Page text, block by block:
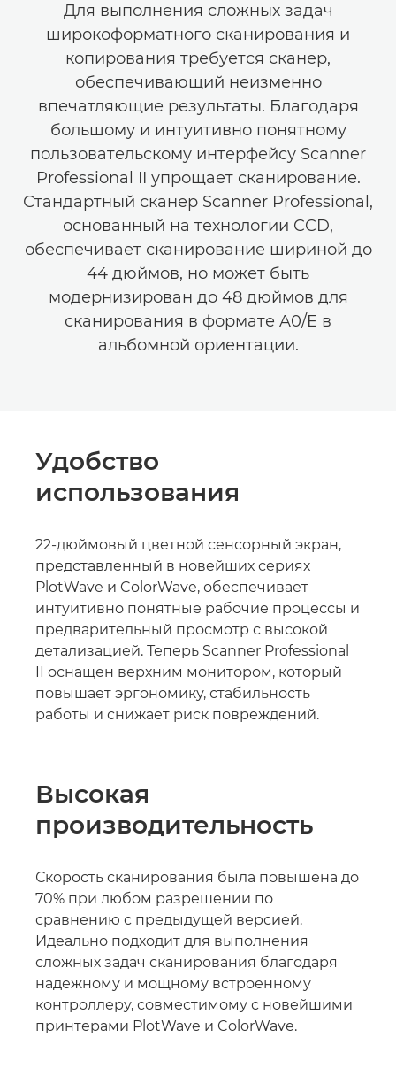
Для выполнения сложных задач
широкоформатного сканирования и
копирования требуется сканер,
обеспечивающий неизменно
впечатляющие результаты. Благодаря
большому и интуитивно понятному
пользовательскому интерфейсу Scanner
Professional II упрощает сканирование.
Стандартный сканер Scanner Professional,
основанный на технологии CCD,
обеспечивает сканирование шириной до
44 дюймов, но может быть
модернизирован до 48 дюймов для
сканирования в формате A0/E в
альбомной ориентации.
Удобство
использования
22-дюймовый цветной сенсорный экран,
представленный в новейших сериях
PlotWave и ColorWave, обеспечивает
интуитивно понятные рабочие процессы и
предварительный просмотр с высокой
детализацией. Теперь Scanner Professional
II оснащен верхним монитором, который
повышает эргономику, стабильность
работы и снижает риск повреждений.
Высокая
производительность
Скорость сканирования была повышена до
70% при любом разрешении по
сравнению с предыдущей версией.
Идеально подходит для выполнения
сложных задач сканирования благодаря
надежному и мощному встроенному
контроллеру, совместимому с новейшими
принтерами PlotWave и ColorWave.